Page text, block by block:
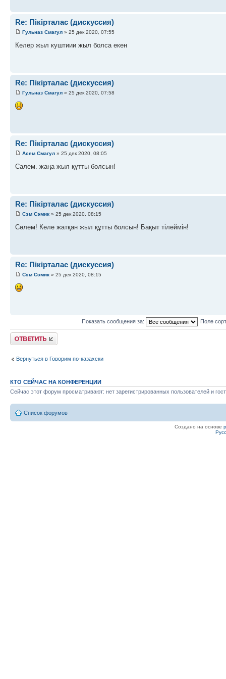
Re: Пікірталас (дискуссия)
Гульназ Смагул » 25 дек 2020, 07:55
Келер жыл куштиии жыл болса екен
Re: Пікірталас (дискуссия)
Гульназ Смагул » 25 дек 2020, 07:58
Re: Пікірталас (дискуссия)
Асем Смагул » 25 дек 2020, 08:05
Салем. жаңа жыл құтты болсын!
Re: Пікірталас (дискуссия)
Сэм Сэмик » 25 дек 2020, 08:15
Сәлем! Келе жатқан жыл құтты болсын! Бақыт тілеймін!
Re: Пікірталас (дискуссия)
Сэм Сэмик » 25 дек 2020, 08:15
Показать сообщения за: Поле
Ответить
Вернуться в Говорим по-казахски
КТО СЕЙЧАС НА КОНФЕРЕНЦИИ
Сейчас этот форум просматривают: нет зарегистрированных пользователей и
Список форумов
Создано на основе